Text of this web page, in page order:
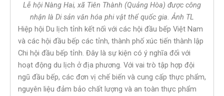
Lễ hội Nàng Hai, xã Tiên Thành (Quảng Hòa) được công
nhận là Di sản văn hóa phi vật thể quốc gia. Ảnh TL
Hiệp hội Du lịch tỉnh kết nối với các hội đầu bếp Việt Nam
và các hội đầu bếp các tỉnh, thành phố xúc tiến thành lập
Chi hội đầu bếp tỉnh. Đây là sự kiện có ý nghĩa đối với
hoạt động du lịch ở địa phương. Với vai trò tập hợp đội
ngũ đầu bếp, các đơn vị chế biến và cung cấp thực phẩm,
nguyên liệu đảm bảo chất lượng và an toàn thực phẩm